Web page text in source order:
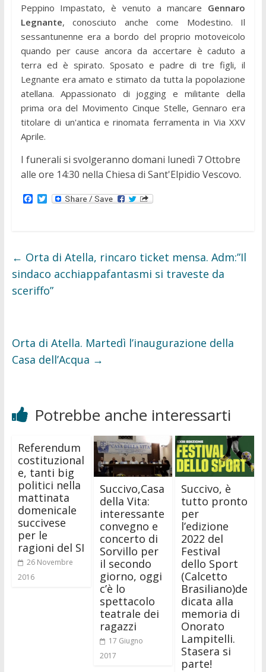
Peppino Impastato, è venuto a mancare Gennaro
Legnante, conosciuto anche come Modestino. Il
sessantunenne era a bordo del proprio motoveicolo
quando per cause ancora da accertare è caduto a
terra ed è spirato. Sposato e padre di tre figli, il
Legnante era amato e stimato da tutta la popolazione
atellana. Appassionato di jogging e militante della
prima ora del Movimento Cinque Stelle, Gennaro era
titolare di un'antica e rinomata ferramenta in Via XXV
Aprile.
I funerali si svolgeranno domani lunedì 7 Ottobre
alle ore 14:30 nella Chiesa di Sant'Elpidio Vescovo.
F
o
k
T
r
← Orta di Atella, rincaro ticket mensa. Adm:”Il
sindaco acchiappafantasmi si traveste da
sceriffo”
Orta di Atella. Martedì l’inaugurazione della
Casa dell’Acqua →
Potrebbe anche interessarti
Referendum
costituzional
e, tanti big
politici nella
mattinata
domenicale
succivese
per le
ragioni del SI
26 Novembre
2016
Succivo,Casa
della Vita:
interessante
convegno e
concerto di
Sorvillo per
il secondo
giorno, oggi
c’è lo
spettacolo
teatrale dei
ragazzi
17 Giugno
2017
Succivo, è
tutto pronto
per
l’edizione
2022 del
Festival
dello Sport
(Calcetto
Brasiliano)de
dicata alla
memoria di
Onorato
Lampitelli.
Stasera si
parte!